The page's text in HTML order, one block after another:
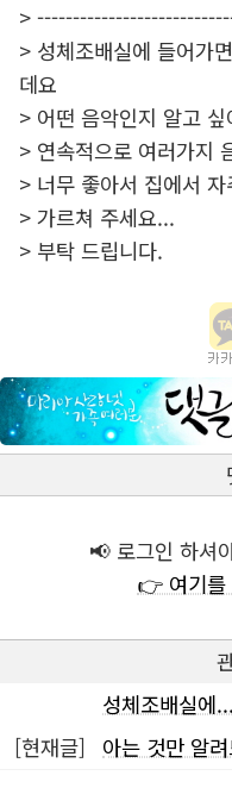
>
> 성체조배실에 들어가
데요
> 어떤 음악인지 알고 싶
> 연속적으로 여러가지
> 너무 좋아서 집에서
> 가르쳐 주세요...
> 부탁 드립니다.
📢 로그인 하셔
👉 여기를
성체조배실에
[현재글]
아는 것만 알